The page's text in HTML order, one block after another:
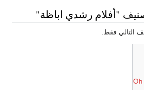
"أفلام رشدي اباظة"
التالي فقط.